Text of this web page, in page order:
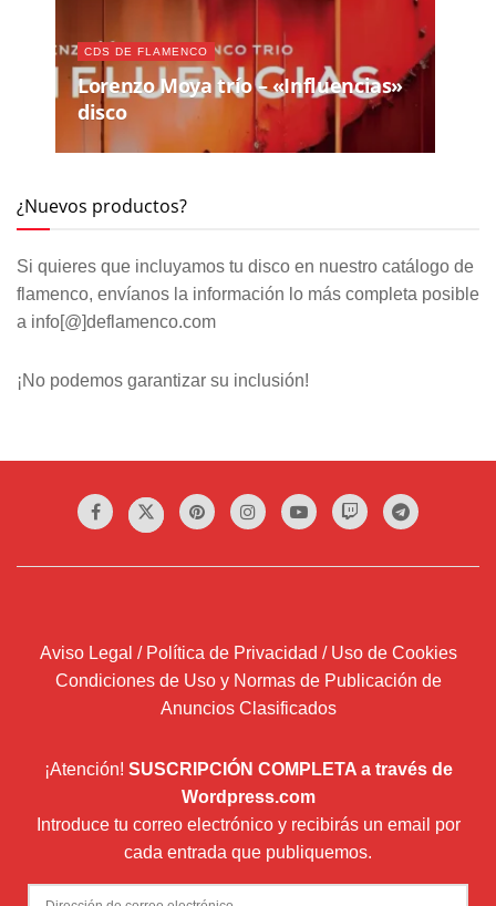
CDS DE FLAMENCO
Lorenzo Moya trío – «Influencias»
disco
¿Nuevos productos?
Si quieres que incluyamos tu disco en nuestro catálogo de
flamenco, envíanos la información lo más completa posible
a info[@]deflamenco.com
¡No podemos garantizar su inclusión!
Aviso Legal / Política de Privacidad / Uso de Cookies
Condiciones de Uso y Normas de Publicación de
Anuncios Clasificados
¡Atención! SUSCRIPCIÓN COMPLETA a través de
Wordpress.com
Introduce tu correo electrónico y recibirás un email por
cada entrada que publiquemos.
Dirección